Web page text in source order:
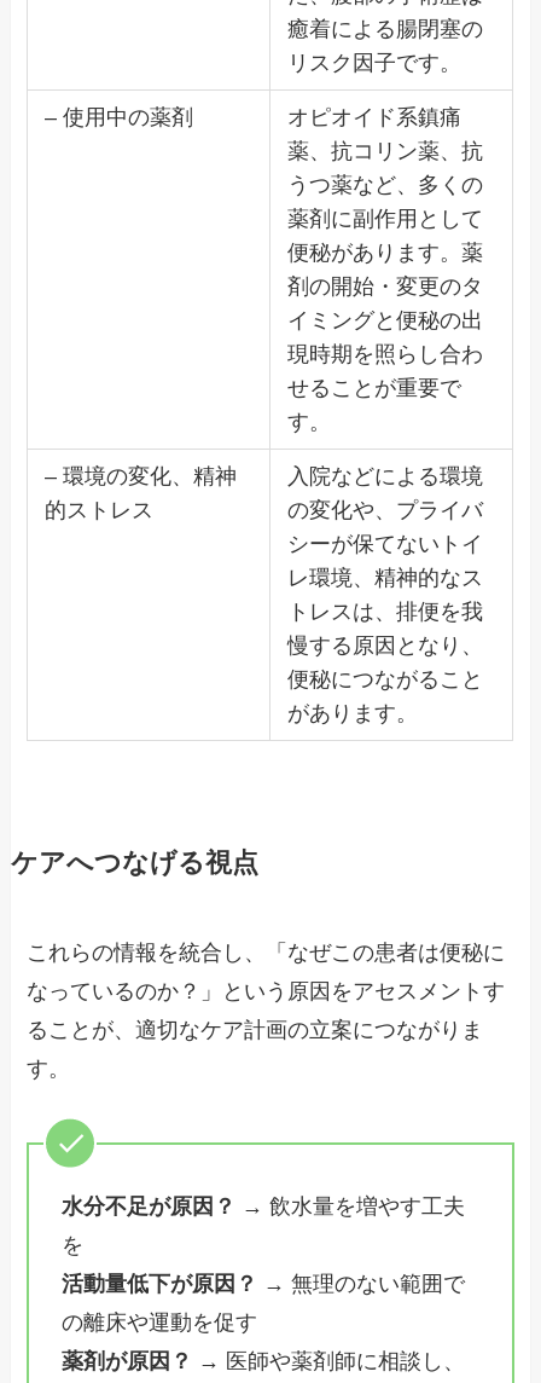
癒着による腸閉塞の
リスク因子です。
– 使用中の薬剤
オピオイド系鎮痛
薬、抗コリン薬、抗
うつ薬など、多くの
薬剤に副作用として
便秘があります。薬
剤の開始・変更のタ
イミングと便秘の出
現時期を照らし合わ
せることが重要で
す。
– 環境の変化、精神
的ストレス
入院などによる環境
の変化や、プライバ
シーが保てないトイ
レ環境、精神的なス
トレスは、排便を我
慢する原因となり、
便秘につながること
があります。
ケアへつなげる視点
これらの情報を統合し、「なぜこの患者は便秘に
なっているのか？」という原因をアセスメントす
ることが、適切なケア計画の立案につながりま
す。
水分不足が原因？ → 飲水量を増やす工夫
を
活動量低下が原因？ → 無理のない範囲で
の離床や運動を促す
薬剤が原因？ → 医師や薬剤師に相談し、